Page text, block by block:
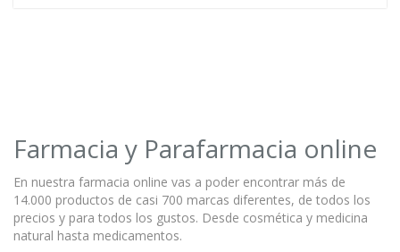
Farmacia y Parafarmacia online
En nuestra farmacia online vas a poder encontrar más de
14.000 productos de casi 700 marcas diferentes, de todos los
precios y para todos los gustos. Desde cosmética y medicina
natural hasta medicamentos.